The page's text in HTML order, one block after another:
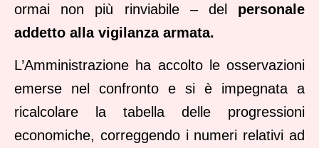
ormai non più rinviabile – del personale
addetto alla vigilanza armata.
L’Amministrazione ha accolto le osservazioni
emerse nel confronto e si è impegnata a
ricalcolare la tabella delle progressioni
economiche, correggendo i numeri relativi ad